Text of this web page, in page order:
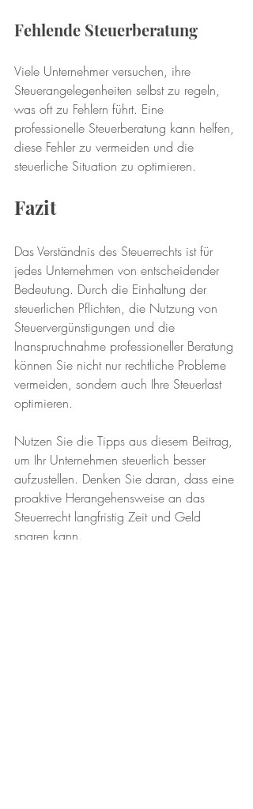
Fehlende Steuerberatung
Viele Unternehmer versuchen, ihre
Steuerangelegenheiten selbst zu regeln,
was oft zu Fehlern führt. Eine
professionelle Steuerberatung kann helfen,
diese Fehler zu vermeiden und die
steuerliche Situation zu optimieren.
Fazit
Das Verständnis des Steuerrechts ist für
jedes Unternehmen von entscheidender
Bedeutung. Durch die Einhaltung der
steuerlichen Pflichten, die Nutzung von
Steuervergünstigungen und die
Inanspruchnahme professioneller Beratung
können Sie nicht nur rechtliche Probleme
vermeiden, sondern auch Ihre Steuerlast
optimieren.
Nutzen Sie die Tipps aus diesem Beitrag,
um Ihr Unternehmen steuerlich besser
aufzustellen. Denken Sie daran, dass eine
proaktive Herangehensweise an das
Steuerrecht langfristig Zeit und Geld
sparen kann.